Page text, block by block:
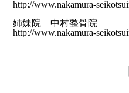
http://www.nakamura-
姉妹院 中村整骨院
http://www.nakamura-